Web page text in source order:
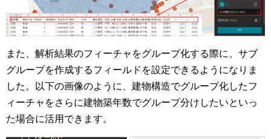
また、解析結果のフィーチャをグループ化する際に、サブ
グループを作成するフィールドを設定できるようになりま
した。以下の画像のように、建物構造でグループ化したフ
ィーチャをさらに建物築年数でグループ分けしたいといっ
た場合に活用できます。